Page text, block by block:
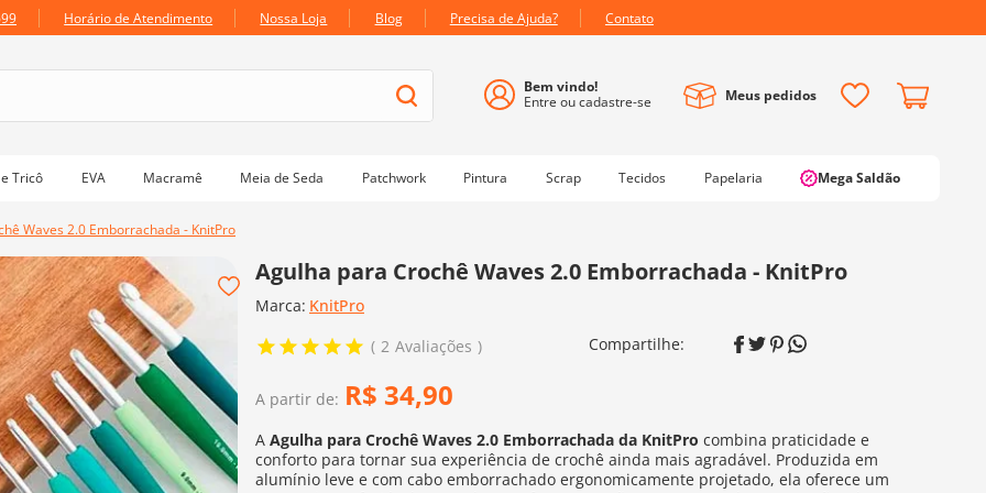
Horário de Atendimento Nossa Loja Blog Precisa de Ajuda? Contato
Meus pedidos
Tricô EVA Macramê Meia de Seda Patchwork Pintura Scrap Tecidos Papelaria Mega Saldão
Waves 2.0 Emborrachada - KnitPro
Agulha para Crochê Waves 2.0 Emborrachada - KnitPro
Marca: KnitPro
2 Avaliações
A partir de: R$ 34,90
A Agulha para Crochê Waves 2.0 Emborrachada da KnitPro combina praticidade e
conforto para tornar sua experiência de crochê ainda mais agradável. Produzida em
alumínio leve e com cabo emborrachado ergonomicamente projetado, ela oferece um